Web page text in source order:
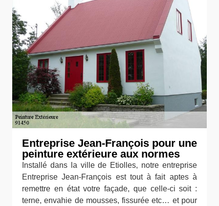
Entreprise Jean-François pour une
peinture extérieure aux normes
Installé dans la ville de Etiolles, notre entreprise
Entreprise Jean-François est tout à fait aptes à
remettre en état votre façade, que celle-ci soit :
terne, envahie de mousses, fissurée etc… et pour